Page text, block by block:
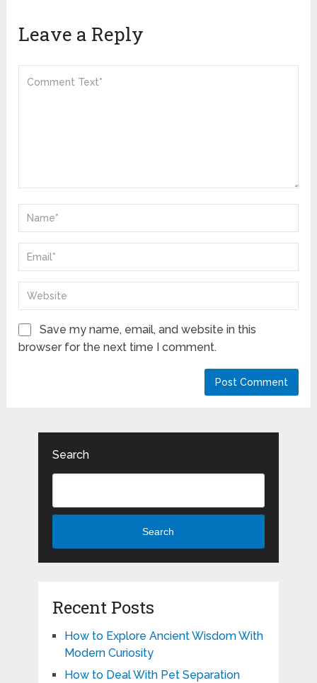
Leave a Reply
Save my name, email, and website in this
browser for the next time I comment.
Search
Search
Recent Posts
How to Explore Ancient Wisdom With
Modern Curiosity
How to Deal With Pet Separation